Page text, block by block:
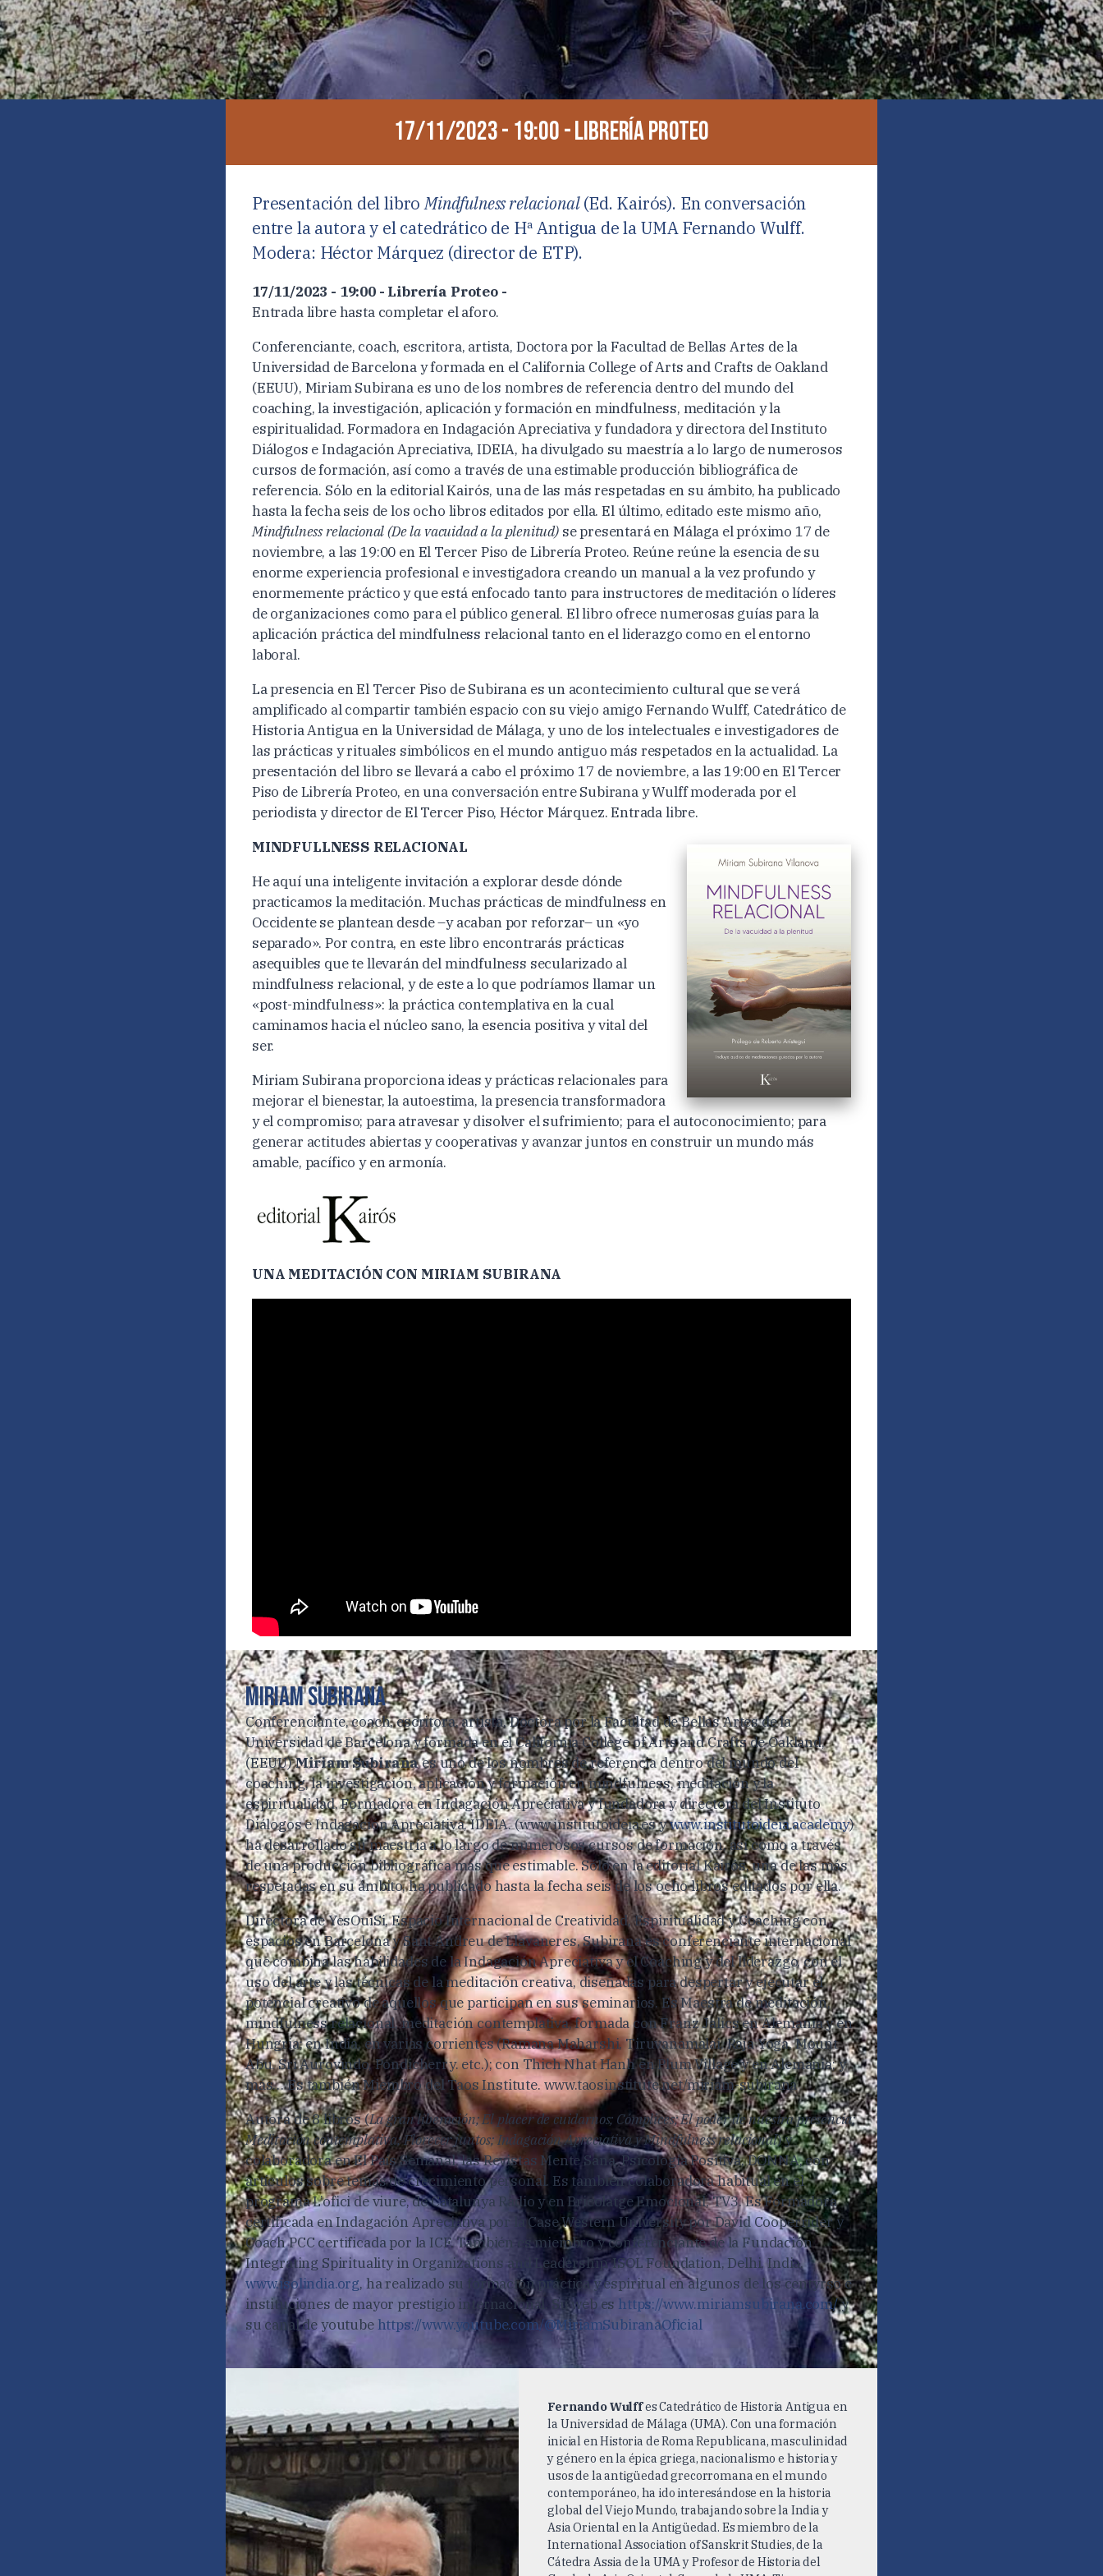
17/11/2023 - 19:00 - Librería Proteo
Presentación del libroMindfulness relacional(Ed. Kairós). En conversación
entre la autora y el catedrático de Hª Antigua de la UMA Fernando Wulff.
Modera: Héctor Márquez (director de ETP).
17/11/2023 - 19:00 - Librería Proteo -
Entrada libre hasta completar el aforo.
Conferenciante, coach, escritora, artista, Doctora por la Facultad de Bellas Artes de la
Universidad de Barcelona y formada en el California College of Arts and Crafts de Oakland
(EEUU), Miriam Subirana es uno de los nombres de referencia dentro del mundo del
coaching, la investigación, aplicación y formación en mindfulness, meditación y la
espiritualidad. Formadora en Indagación Apreciativa y fundadora y directora del Instituto
Diálogos e Indagación Apreciativa, IDEIA, ha divulgado su maestría a lo largo de numerosos
cursos de formación, así como a través de una estimable producción bibliográfica de
referencia. Sólo en la editorial Kairós, una de las más respetadas en su ámbito, ha publicado
hasta la fecha seis de los ocho libros editados por ella. El último, editado este mismo año,
Mindfulness relacional (De la vacuidad a la plenitud) se presentará en Málaga el próximo 17 de
noviembre, a las 19:00 en El Tercer Piso de Librería Proteo. Reúne reúne la esencia de su
enorme experiencia profesional e investigadora creando un manual a la vez profundo y
enormemente práctico y que está enfocado tanto para instructores de meditación o líderes
de organizaciones como para el público general. El libro ofrece numerosas guías para la
aplicación práctica del mindfulness relacional tanto en el liderazgo como en el entorno
laboral.
La presencia en El Tercer Piso de Subirana es un acontecimiento cultural que se verá
amplificado al compartir también espacio con su viejo amigo Fernando Wulff, Catedrático de
Historia Antigua en la Universidad de Málaga, y uno de los intelectuales e investigadores de
las prácticas y rituales simbólicos en el mundo antiguo más respetados en la actualidad. La
presentación del libro se llevará a cabo el próximo 17 de noviembre, a las 19:00 en El Tercer
Piso de Librería Proteo, en una conversación entre Subirana y Wulff moderada por el
periodista y director de El Tercer Piso, Héctor Márquez. Entrada libre.
MINDFULLNESS RELACIONAL
He aquí una inteligente invitación a explorar desde dónde
practicamos la meditación. Muchas prácticas de mindfulness en
Occidente se plantean desde –y acaban por reforzar– un «yo
separado». Por contra, en este libro encontrarás prácticas
asequibles que te llevarán del mindfulness secularizado al
mindfulness relacional, y de este a lo que podríamos llamar un
«post-mindfulness»: la práctica contemplativa en la cual
caminamos hacia el núcleo sano, la esencia positiva y vital del
ser.
Miriam Subirana proporciona ideas y prácticas relacionales para
mejorar el bienestar, la autoestima, la presencia transformadora
y el compromiso; para atravesar y disolver el sufrimiento; para el autoconocimiento; para
generar actitudes abiertas y cooperativas y avanzar juntos en construir un mundo más
amable, pacífico y en armonía.
UNA MEDITACIÓN CON MIRIAM SUBIRANA
Miriam Subirana
Conferenciante, coach, escritora, artista, Doctora por la Facultad de Bellas Artes de la
Universidad de Barcelona y formada en el California College of Arts and Crafts de Oakland,
(EEUU)Miriam Subiranaes uno de los nombres de referencia dentro del mundo del
coaching, la investigación, aplicación y formación en mindfulness, meditación y la
espiritualidad. Formadora en Indagación Apreciativa y fundadora y directora del Instituto
Diálogos e Indagación Apreciativa, IDEIA. (www.institutoideia.es ywww.institutoideia.academy)
ha desarrollado su maestría a lo largo de numerosos cursos de formación, así como a través
de una producción bibliográfica más que estimable. Sólo en la editorial Kairós, una de las más
respetadas en su ámbito, ha publicado hasta la fecha seis de los ocho libros editados por ella.
Directora de YesOuiSi, Espacio Internacional de Creatividad, Espiritualidad y Coaching con
espacios en Barcelona y Sant Andreu de Llavaneres, Subirana es conferenciante internacional
que combina las habilidades de la Indagación Apreciativa y el Coaching y del liderazgo, con el
uso del arte y las técnicas de la meditación creativa, diseñadas para despertar y ejecutar el
potencial creativo de aquellos que participan en sus seminarios. Es Maestra de meditación,
mindfulness relacional, meditación contemplativa, formada con Franz Jalics en Alemania y en
Hungria; en India, en varias corrientes (Ramana Maharshi, Tiruvanamalai. Raja Yoga, Mount
Abu. Sri Aurovindo, Pondicherry. etc.); con Thich Nhat Hanh en Plum Village y en Alemania; y
más… Es también Miembro del Taos Institute. www.taosinstitute.net/miriam-subirana
Autora de 8 libros (La gran liberación; El placer de cuidarnos; Cómplices; El poder de nuestra presencia;
Meditación contemplativa; Florecer juntos; Indagación Apreciativa y Mindfulness relacional) y
colaboradora en El País Semanal, las Revistas Mente Sana, Psicología Positiva, DONNA, con
artículos sobre temas de crecimiento personal. Es también colaboradora habitual en el
programa L’ofici de viure, de Catalunya Ràdio y en Bricolatge Emocional, TV3. Es Formadora
certificada en Indagación Apreciativa por la Case Western University por David Cooperrider y
Coach PCC certificada por la ICF. También es miembro y conferenciante de la Fundación
Integrating Spirituality in Organizations and Leadership, ISOL Foundation, Delhi, India.
www.isolindia.org, ha realizado su formación práctica y espiritual en algunos de los centyrso e
instituciones de mayor prestigio internacional. Su web es https://www.miriamsubirana.com/y
su canal de youtube https://www.youtube.com/@MiriamSubiranaOficial
Fernando Wulffes Catedrático de Historia Antigua en
la Universidad de Málaga (UMA). Con una formación
inicial en Historia de Roma Republicana, masculinidad
y género en la épica griega, nacionalismo e historia y
usos de la antigüedad grecorromana en el mundo
contemporáneo, ha ido interesándose en la historia
global del Viejo Mundo, trabajando sobre la India y
Asia Oriental en la Antigüedad. Es miembro de la
International Association of Sanskrit Studies, de la
Cátedra Assia de la UMA y Profesor de Historia del